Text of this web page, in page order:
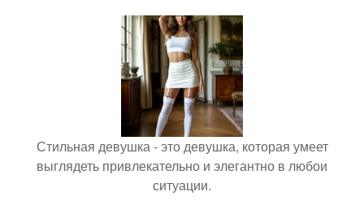
Стильная девушка - это девушка, которая умеет
выглядеть привлекательно и элегантно в любои
ситуации.